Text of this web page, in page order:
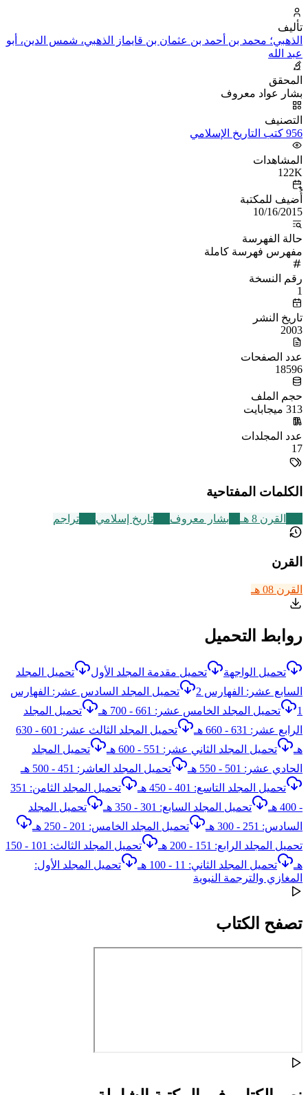
تأليف
الذهبي؛ محمد بن أحمد بن عثمان بن قايماز الذهبي، شمس الدين، أبو
عبد الله
المحقق
بشار عواد معروف
التصنيف
956 كتب التاريخ الإسلامي
المشاهدات
122K
أُضيف للمكتبة
10/16/2015
حالة الفهرسة
مفهرس فهرسة كاملة
رقم النسخة
1
تاريخ النشر
2003
عدد الصفحات
18596
حجم الملف
313 ميجابايت
عدد المجلدات
17
الكلمات المفتاحية
القرن 8 هـ بشار معروف تاريخ إسلامي تراجم
القرن
القرن 08 هـ
روابط التحميل
تحميل الواجهة تحميل مقدمة المجلد الأول
تحميل المجلد
السابع عشر: الفهارس 2
تحميل المجلد السادس عشر: الفهارس
1
تحميل المجلد الخامس عشر: 661 - 700 هـ
تحميل المجلد
الرابع عشر: 631 - 660 هـ
تحميل المجلد الثالث عشر: 601 - 630
هـ
تحميل المجلد الثاني عشر: 551 - 600 هـ
تحميل المجلد
الحادي عشر: 501 - 550 هـ
تحميل المجلد العاشر: 451 - 500 هـ
تحميل المجلد التاسع: 401 - 450 هـ
تحميل المجلد الثامن: 351
- 400 هـ
تحميل المجلد السابع: 301 - 350 هـ
تحميل المجلد
السادس: 251 - 300 هـ
تحميل المجلد الخامس: 201 - 250 هـ
تحميل المجلد الرابع: 151 - 200 هـ
تحميل المجلد الثالث: 101 - 150
هـ
تحميل المجلد الثاني: 11 - 100 هـ
تحميل المجلد الأول:
المغازي والترجمة النبوية
تصفح الكتاب